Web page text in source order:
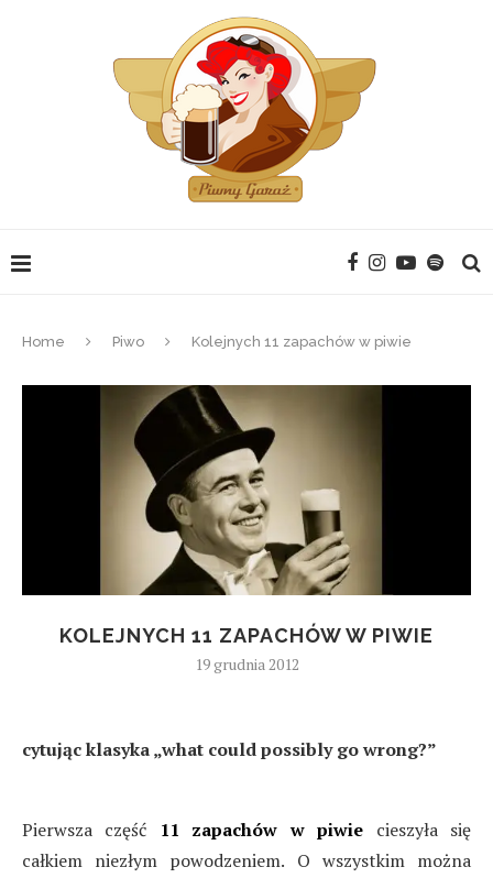
Home Piwo Kolejnych 11 zapachów w piwie
KOLEJNYCH 11 ZAPACHÓW W PIWIE
19 grudnia 2012
cytując klasyka „what could possibly go wrong?”
Pierwsza część 11 zapachów w piwie cieszyła się
całkiem niezłym powodzeniem. O wszystkim można